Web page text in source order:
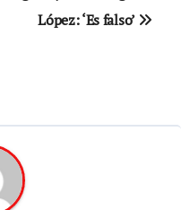
López: ‘Es falso’